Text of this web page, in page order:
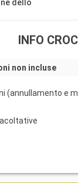
dello
INFO
non incluse
(annullamento e